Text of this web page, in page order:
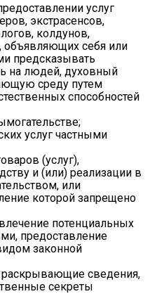
услуг
экстрасенсов,
колдунов,
объявляющих себя или
предсказывать
на людей, духовный
среду путем
способностей
услуг частными
(услуг),
и (или) реализации в
или
которой запрещено
потенциальных
предоставление
законной
сведения,
секреты